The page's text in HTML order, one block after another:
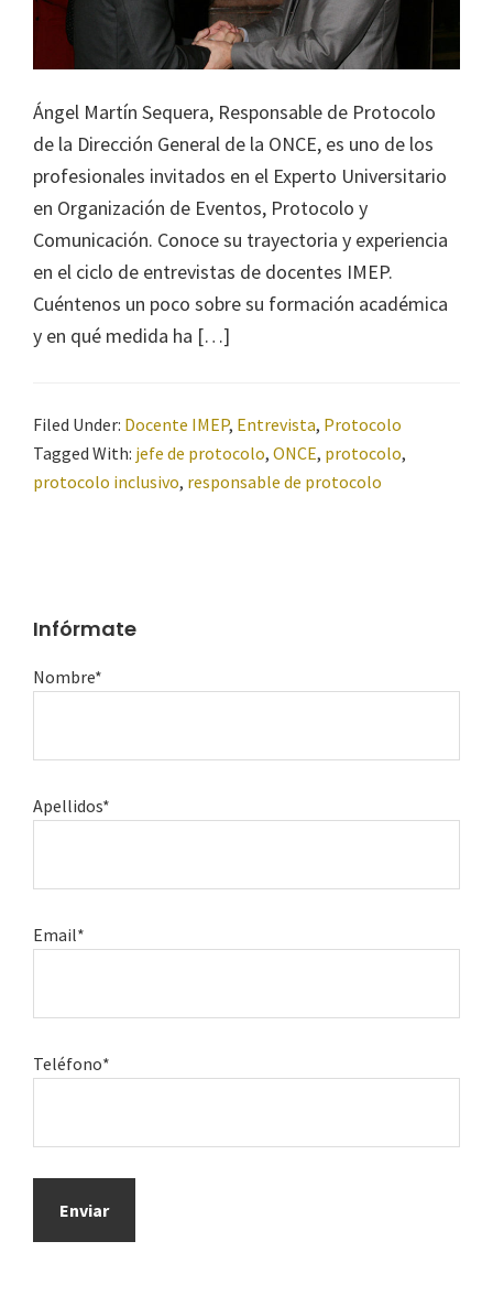
Ángel Martín Sequera, Responsable de Protocolo
de la Dirección General de la ONCE, es uno de los
profesionales invitados en el Experto Universitario
en Organización de Eventos, Protocolo y
Comunicación. Conoce su trayectoria y experiencia
en el ciclo de entrevistas de docentes IMEP.
Cuéntenos un poco sobre su formación académica
y en qué medida ha […]
Filed Under: Docente IMEP, Entrevista, Protocolo
Tagged With: jefe de protocolo, ONCE, protocolo,
protocolo inclusivo, responsable de protocolo
Infórmate
Nombre*
Apellidos*
Email*
Teléfono*